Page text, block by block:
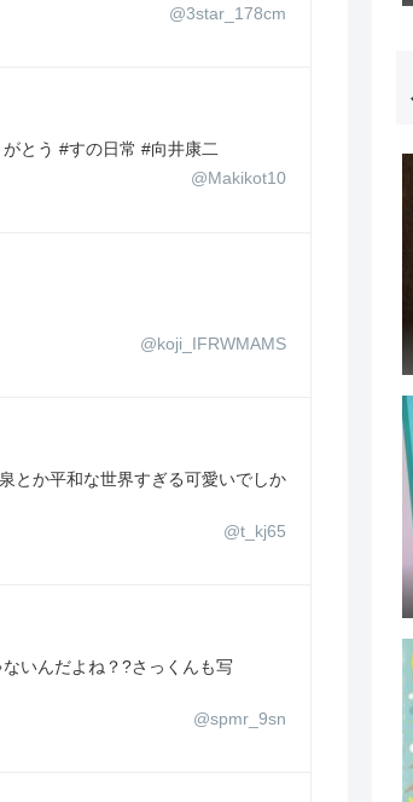
@3star_178cm
とう #すの日常 #向井康二
@Makikot10
@koji_IFRWMAMS
とか平和な世界すぎる可愛いでしか
@t_kj65
いんだよね？?さっくんも写
@spmr_9sn